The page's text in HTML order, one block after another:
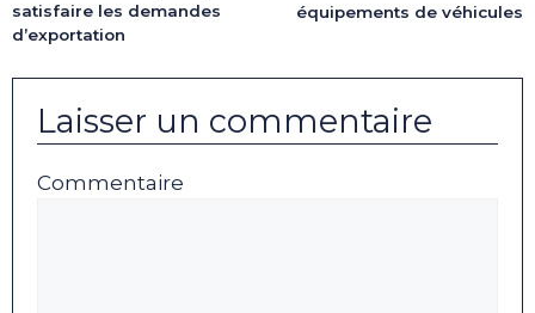
satisfaire les demandes
d’exportation
équipements de véhicules
Laisser un commentaire
Commentaire